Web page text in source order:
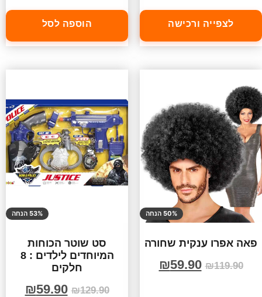
לצפייה ורכישה הוספה לסל
50% הנחה
פאה אפרו ענקית שחורה
₪119.90
₪59.90
53% הנחה
סט שוטר הכוחות
המיוחדים לילדים : 8
חלקים
₪129.90
₪59.90